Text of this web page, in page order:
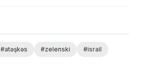
#atəşkəs #zelenski
#israil